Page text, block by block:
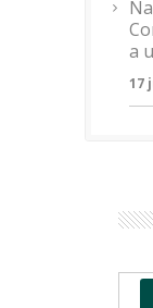
a
17